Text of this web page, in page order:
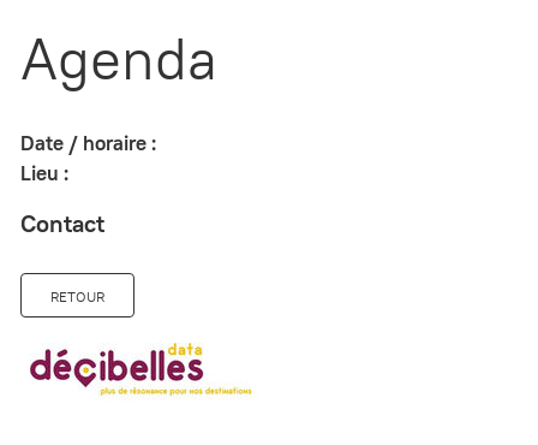
Agenda
Date / horaire :
Lieu :
Contact
RETOUR